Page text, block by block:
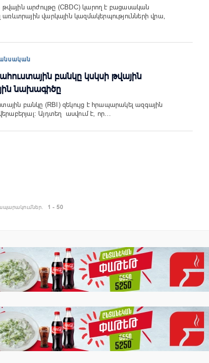
արժույթը (CBDC) կարող է բացասական
առևտրային վարկային կազմակերպությունների վրա,
բանկը կսկսի թվային
նախագիծը
բանկը (RBI) զեկույց է հրապարակել ազգային
Այդտեղ ասվում է, որ…
1 - 50